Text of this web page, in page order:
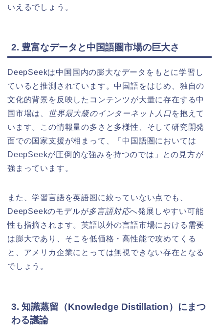
いえるでしょう。
2. 豊富なデータと中国語圏市場の巨大さ
DeepSeekは中国国内の膨大なデータをもとに学習し
ていると推測されています。中国語をはじめ、独自の
文化的背景を反映したコンテンツが大量に存在する中
国市場は、
世界最大級のインターネット人口を抱えて
います。この情報量の多さと多様性、そして研究開発
面での国家支援が相まって、「中国語圏においては
DeepSeekが圧倒的な強みを持つのでは」との見方が
強まっています。
また、学習言語を英語圏に絞っていない点でも、
DeepSeekのモデルが多言語対応へ発展しやすい可能
性も指摘されます。英語以外の言語市場における需要
は膨大であり、そこを低価格・高性能で攻めてくる
と、アメリカ企業にとっては無視できない存在となる
でしょう。
3. 知識蒸留（Knowledge Distillation）にまつ
わる議論